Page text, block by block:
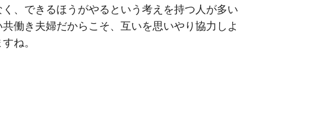
、できるほうがやるという考えを持つ人が多い
働き夫婦だからこそ、互いを思いやり協力しよ
ね。